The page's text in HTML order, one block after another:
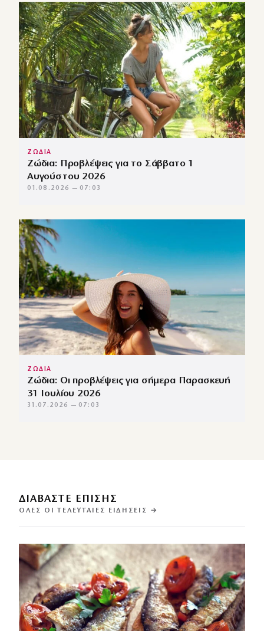
ΖΩΔΙΑ
Ζώδια: Προβλέψεις για το Σάββατο 1
Αυγούστου 2026
01.08.2026 — 07:03
ΖΩΔΙΑ
Ζώδια: Οι προβλέψεις για σήμερα Παρασκευή
31 Ιουλίου 2026
31.07.2026 — 07:03
ΔΙΑΒΑΣΤΕ ΕΠΙΣΗΣ
ΌΛΕΣ ΟΙ ΤΕΛΕΥΤΑΊΕΣ ΕΙΔΉΣΕΙΣ →